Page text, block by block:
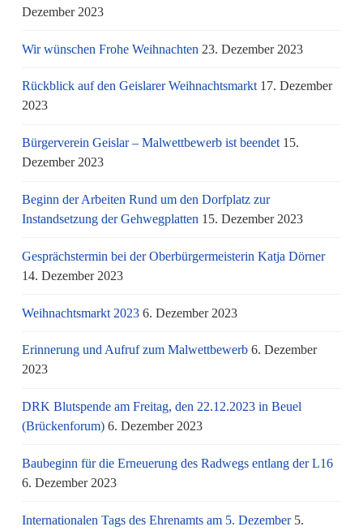
Dezember 2023
Wir wünschen Frohe Weihnachten 23. Dezember 2023
Rückblick auf den Geislarer Weihnachtsmarkt 17. Dezember
2023
Bürgerverein Geislar – Malwettbewerb ist beendet 15.
Dezember 2023
Beginn der Arbeiten Rund um den Dorfplatz zur
Instandsetzung der Gehwegplatten 15. Dezember 2023
Gesprächstermin bei der Oberbürgermeisterin Katja Dörner
14. Dezember 2023
Weihnachtsmarkt 2023 6. Dezember 2023
Erinnerung und Aufruf zum Malwettbewerb 6. Dezember
2023
DRK Blutspende am Freitag, den 22.12.2023 in Beuel
(Brückenforum) 6. Dezember 2023
Baubeginn für die Erneuerung des Radwegs entlang der L16
6. Dezember 2023
Internationalen Tags des Ehrenamts am 5. Dezember 5.